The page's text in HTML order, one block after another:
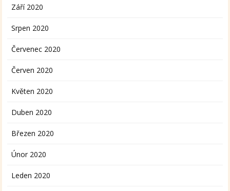
Září 2020
Srpen 2020
Červenec 2020
Červen 2020
Květen 2020
Duben 2020
Březen 2020
Únor 2020
Leden 2020